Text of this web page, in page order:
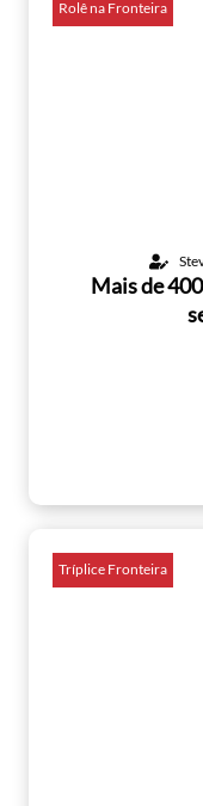
Rolê na Fronteira
Mais de
Tríplice Fronteira